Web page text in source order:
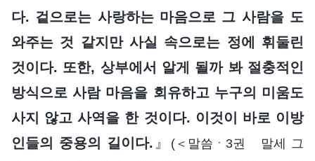
다. 겉으로는 사랑하는 마음으로 그 사람을 도
와주는 것 같지만 사실 속으로는 정에 휘둘린
것이다. 또한, 상부에서 알게 될까 봐 절충적인
방식으로 사람 마음을 회유하고 누구의 미움도
사지 않고 사역을 한 것이다. 이것이 바로 이방
인들의 중용의 길이다. 』
(＜말씀ㆍ3권 말세 그